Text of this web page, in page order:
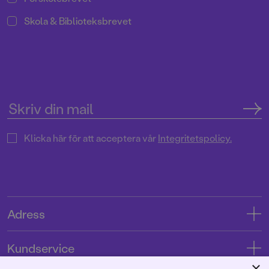
Skola & Biblioteksbrevet
Klicka här för att acceptera vårIntegritetspolicy.
Adress
Kundservice